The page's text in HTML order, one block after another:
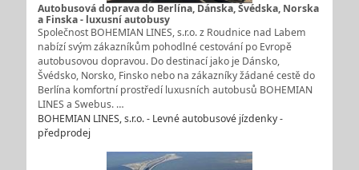
Autobusová doprava do Berlína, Dánska, Švédska, Norska
a Finska - luxusní autobusy
Společnost BOHEMIAN LINES, s.r.o. z Roudnice nad Labem
nabízí svým zákazníkům pohodlné cestování po Evropě
autobusovou dopravou. Do destinací jako je Dánsko,
Švédsko, Norsko, Finsko nebo na zákazníky žádané cestě do
Berlína komfortní prostředí luxusních autobusů BOHEMIAN
LINES a Swebus. …
BOHEMIAN LINES, s.r.o. - Levné autobusové jízdenky -
předprodej